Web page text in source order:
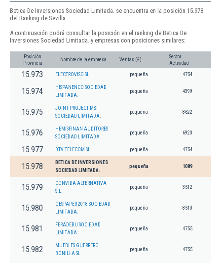
Betica De Inversiones Sociedad Limitada. se encuentra en la posición 15.978
del Ranking de Sevilla.
A continuación podrá consultar la posición en el ranking de Betica De
Inversiones Sociedad Limitada. y empresas con posiciones similares:
Posición
Provincia
Nombre de la empresa Ventas (€)
Sector
Actividad
15.973 ELECTROVISO SL pequeña 4754
15.974
HISPANENCO SOCIEDAD
LIMITADA.
pequeña 4399
15.975
JOINT PROJECT M&I
SOCIEDAD LIMITADA.
pequeña 8622
15.976
HEMISFINAN AUDITORES
SOCIEDAD LIMITADA
pequeña 6920
15.977 DTV TELECOM SL pequeña 4754
15.978
BETICA DE INVERSIONES
SOCIEDAD LIMITADA.
pequeña 1089
15.979
CONVIDA ALTERNATIVA
S.L.
pequeña 3512
15.980
GESPAPER 2018 SOCIEDAD
LIMITADA.
pequeña 8510
15.981
FERADEBU SOCIEDAD
LIMITADA.
pequeña 4755
15.982
MUEBLES GUERRERO
BONILLA SL
pequeña 4755